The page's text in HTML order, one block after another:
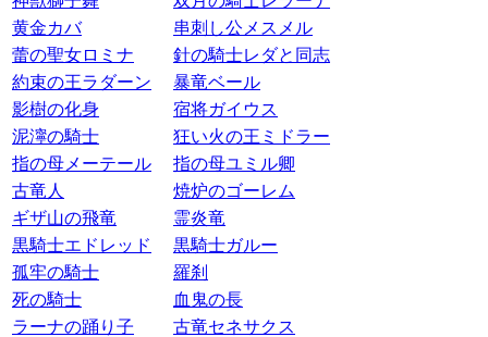
黄金カバ
串刺し公メスメル
蕾の聖女ロミナ
針の騎士レダと同志
約束の王ラダーン
暴竜ベール
影樹の化身
宿将ガイウス
泥濘の騎士
狂い火の王ミドラー
指の母メーテール
指の母ユミル卿
古竜人
焼炉のゴーレム
ギザ山の飛竜
霊炎竜
黒騎士エドレッド
黒騎士ガルー
孤牢の騎士
羅刹
死の騎士
血鬼の長
ラーナの踊り子
古竜セネサクス